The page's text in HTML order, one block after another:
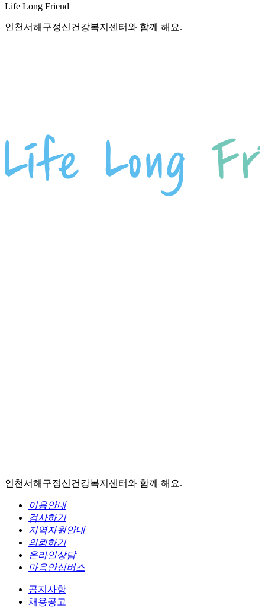
Life Long Friend
인천서해구정신건강복지센터와 함께 해요.
인천서해구정신건강복지센터와 함께 해요.
이용안내
검사하기
지역자원안내
의뢰하기
온라인상담
마음안심버스
공지사항
채용공고